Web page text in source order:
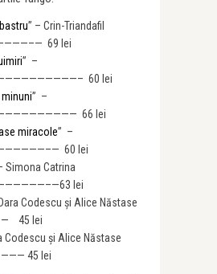
” – Crin-Triandafil
69 lei
” –
————– 60 lei
” –
———— 66 lei
miracole” –
–— 60 lei
Simona Catrina
63 lei
Codescu și Alice Năstase
45 lei
Codescu și Alice Năstase
45 lei